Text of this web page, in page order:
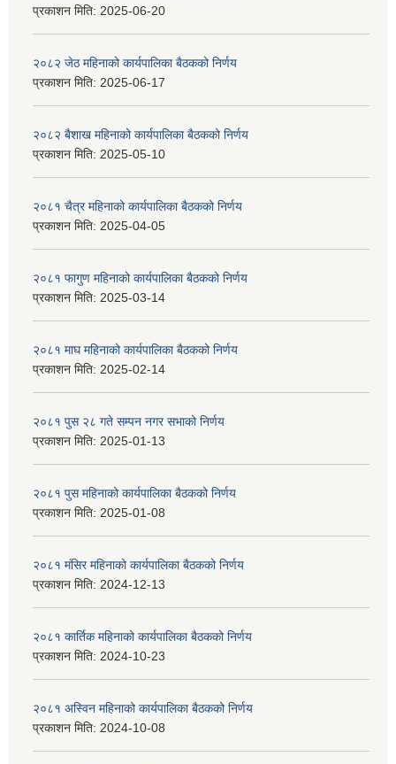
प्रकाशन मिति: 2025-06-20
२०८२ जेठ महिनाको कार्यपालिका बैठकको निर्णय
प्रकाशन मिति: 2025-06-17
२०८२ बैशाख महिनाको कार्यपालिका बैठकको निर्णय
प्रकाशन मिति: 2025-05-10
२०८१ चैत्र महिनाको कार्यपालिका बैठकको निर्णय
प्रकाशन मिति: 2025-04-05
२०८१ फागुण महिनाको कार्यपालिका बैठकको निर्णय
प्रकाशन मिति: 2025-03-14
२०८१ माघ महिनाको कार्यपालिका बैठकको निर्णय
प्रकाशन मिति: 2025-02-14
२०८१ पुस २८ गते सम्प‍न नगर सभाको निर्णय
प्रकाशन मिति: 2025-01-13
२०८१ पुस महिनाको कार्यपालिका बैठकको निर्णय
प्रकाशन मिति: 2025-01-08
२०८१ मंसिर महिनाको कार्यपालिका बैठकको निर्णय
प्रकाशन मिति: 2024-12-13
२०८१ कार्तिक महिनाको कार्यपालिका बैठकको निर्णय
प्रकाशन मिति: 2024-10-23
२०८१ अस्विन महिनाको कार्यपालिका बैठकको निर्णय
प्रकाशन मिति: 2024-10-08